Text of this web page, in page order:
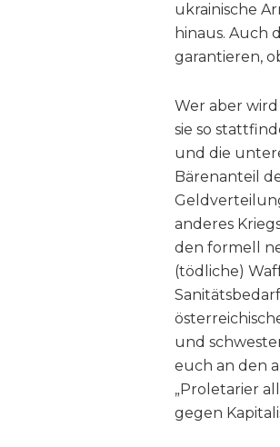
ukrainische
hinaus. Auch
garantieren,
Wer aber
sie so
und die
Bärenanteil
anderes
den formell
(tödliche)
und
euch an den
„Proletarier
gegen